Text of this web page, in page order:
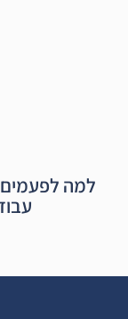
למה לפעמים